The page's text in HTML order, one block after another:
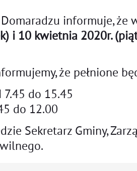
informuje, że
i 10 kwietnia 2020r.
że pełnione
do 15.45
do 12.00
Sekretarz Gminy,